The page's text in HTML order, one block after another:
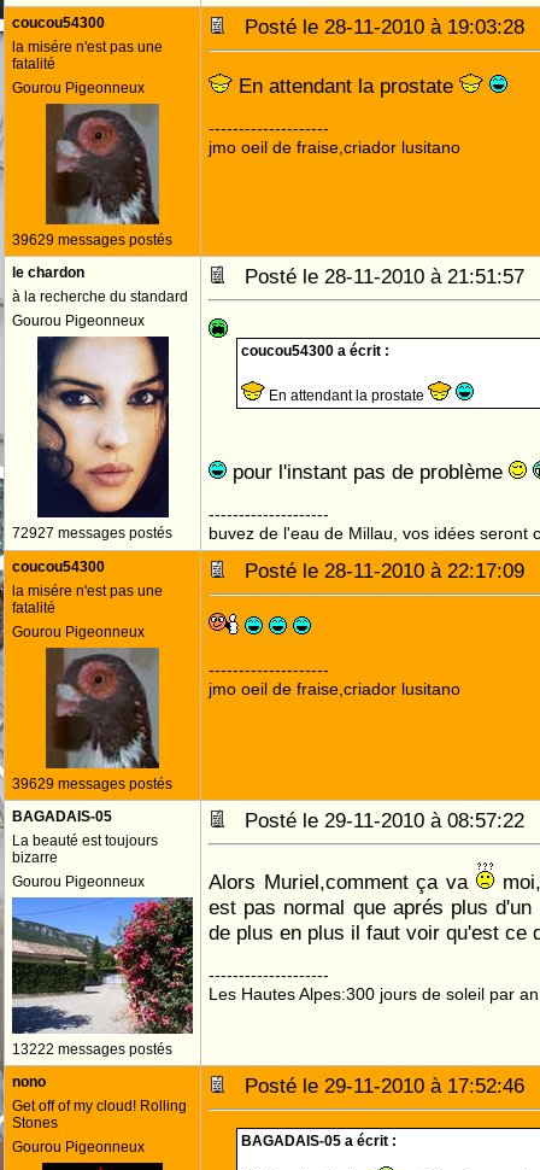
coucou54300
la misére n'est pas une
fatalité
Gourou Pigeonneux
39629 messages postés
Posté le 28-11-2010 à
En attendant la prostate
--------------------
jmo oeil de fraise,criador lusitano
le chardon
à la recherche du standard
Gourou Pigeonneux
72927 messages postés
Posté le 28-11-2010 à
coucou54300 a écrit :
En attendant la prostate
pour l'instant pas de problème
--------------------
buvez de l'eau de Millau, vos idées seront
coucou54300
la misére n'est pas une
fatalité
Gourou Pigeonneux
39629 messages postés
Posté le 28-11-2010 à
--------------------
jmo oeil de fraise,criador lusitano
BAGADAIS-05
La beauté est toujours
bizarre
Gourou Pigeonneux
13222 messages postés
Posté le 29-11-2010 à
Alors Muriel,comment ça va
est pas normal que aprés plus
de plus en plus il faut voir qu'est ce
--------------------
Les Hautes Alpes:300 jours de soleil par an
nono
Get off of my cloud! Rolling
Stones
Gourou Pigeonneux
Posté le 29-11-2010 à
BAGADAIS-05 a écrit :